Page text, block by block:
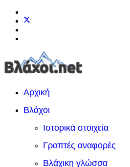
Αρχική
Βλάχοι
Ιστορικά στοιχεία
Γραπτές αναφορές
Βλάχικη γλώσσα